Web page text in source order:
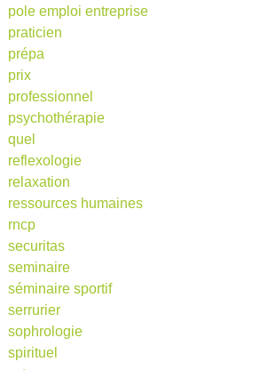
pole emploi entreprise
praticien
prépa
prix
professionnel
psychothérapie
quel
reflexologie
relaxation
ressources humaines
rncp
securitas
seminaire
séminaire sportif
serrurier
sophrologie
spirituel